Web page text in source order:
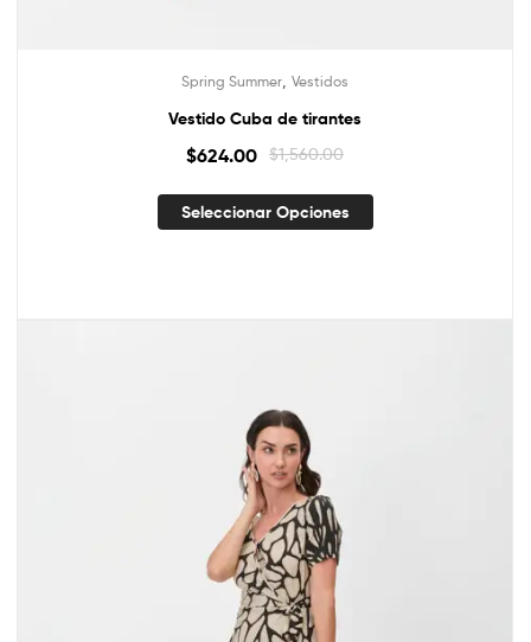
Spring Summer Vestidos
Vestido Cuba de tirantes
$1,560.00
$624.00
Seleccionar Opciones